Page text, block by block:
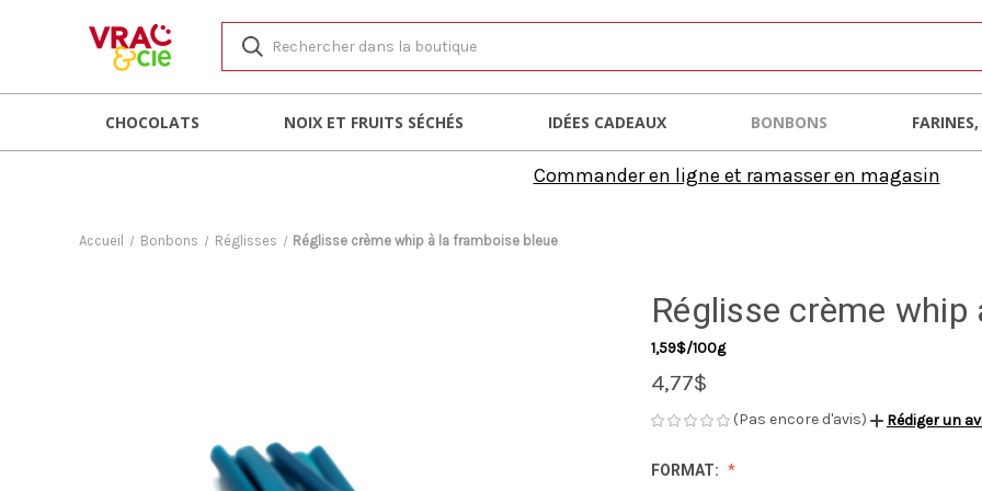
CHOCOLATS NOIX ET FRUITS SÉCHÉS IDÉES CADEAUX BONBONS
Commander en ligne et ramasser en magasin
Accueil Bonbons Réglisses Réglisse crème whip à la framboise bleue
Réglisse crème
1,59$/100g
4,77$
(Pas encore d'avis) Rédiger un
FORMAT: